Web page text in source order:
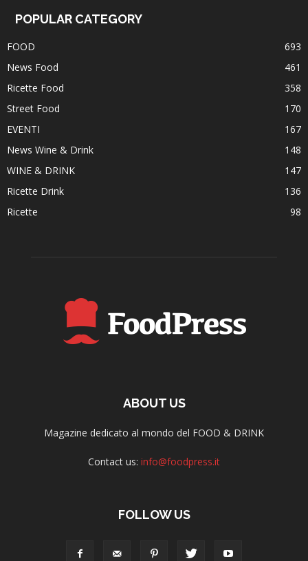
POPULAR CATEGORY
FOOD
693
News Food
461
Ricette Food
358
Street Food
170
EVENTI
167
News Wine & Drink
148
WINE & DRINK
147
Ricette Drink
136
Ricette
98
ABOUT US
Magazine dedicato al mondo del FOOD & DRINK
Contact us: info@foodpress.it
FOLLOW US